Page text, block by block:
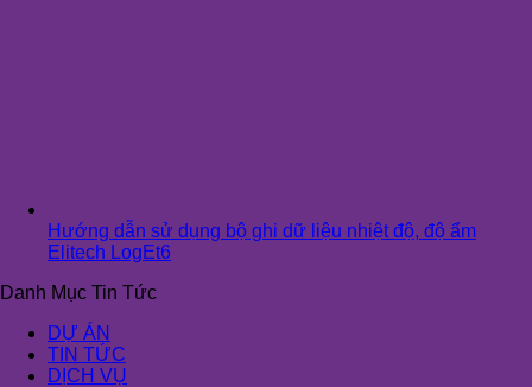
Hướng dẫn sử dụng bộ ghi dữ liệu nhiệt độ, độ ẩm
Elitech LogEt6
Danh Mục Tin Tức
DỰ ÁN
TIN TỨC
DỊCH VỤ